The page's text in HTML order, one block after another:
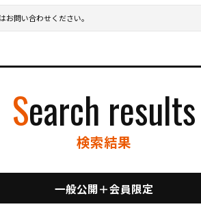
問い合わせください。
Search results
検索結果
一般公開＋会員限定